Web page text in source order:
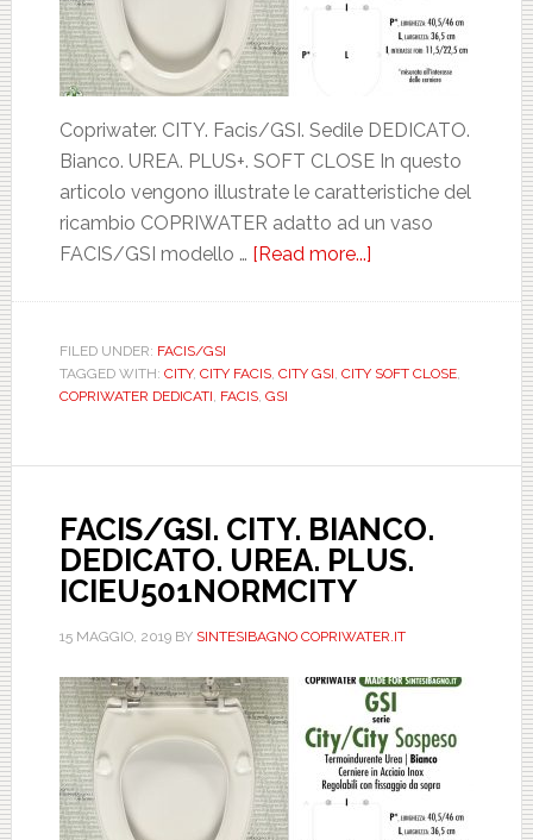
Copriwater. CITY. Facis/GSI. Sedile DEDICATO.
Bianco. UREA. PLUS+. SOFT CLOSE In questo
articolo vengono illustrate le caratteristiche del
ricambio COPRIWATER adatto ad un vaso
FACIS/GSI modello … [Read more...]
DEDICATO.
SOFT
FILED UNDER: FACIS/GSI
TAGGED WITH: CITY, CITY FACIS, CITY GSI, CITY SOFT CLOSE,
COPRIWATER DEDICATI, FACIS, GSI
FACIS/GSI. CITY. BIANCO.
DEDICATO. UREA. PLUS.
ICIEU501NORMCITY
15 MAGGIO, 2019BY SINTESIBAGNO COPRIWATER.IT